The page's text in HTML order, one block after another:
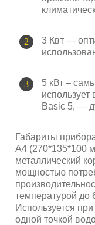
3 Квт —
5 кВт –
использует
Basic 5, —
Габариты
А4 (270*135*100
металлический
мощностью
температурой до
Используется
одной точкой